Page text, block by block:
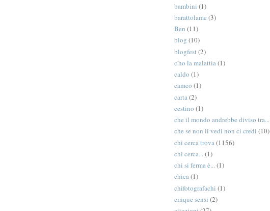
bambini (1)
barattolame (3)
Ben (11)
blog (10)
blogfest (2)
c'ho la malattia(1)
caldo (1)
cameo (1)
carta(2)
cestino (1)
che il mondo andrebbe diviso tra...
che se non li vedi non ci credi (10)
chi cerca trova(1156)
chi cerca...(1)
chi si ferma è...(1)
chica(1)
chifotografachi (1)
cinque sensi (2)